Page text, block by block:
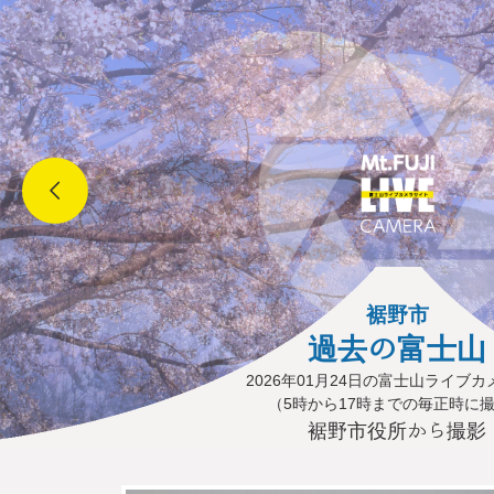
裾野市
過去の富士山
2026年01月24日の富士山ライブカ
（5時から17時までの毎正時に
裾野市役所から撮影